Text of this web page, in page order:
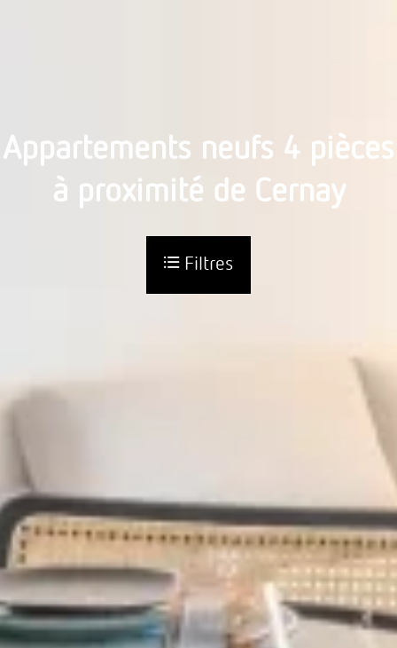
Appartements neufs 4 pièces
à proximité de Cernay
Filtres